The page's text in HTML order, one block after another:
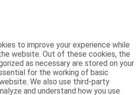
to improve your experience while
website. Out of these cookies, the
as necessary are stored on your
for the working of basic
We also use third-party
and understand how you use